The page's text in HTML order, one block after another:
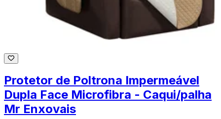
Protetor de Poltrona Impermeável
Dupla Face Microfibra - Caqui/palha
Mr Enxovais